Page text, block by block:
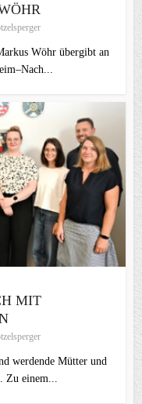
Wöhr übergibt an
MIT
werdende Mütter und
Zu einem...